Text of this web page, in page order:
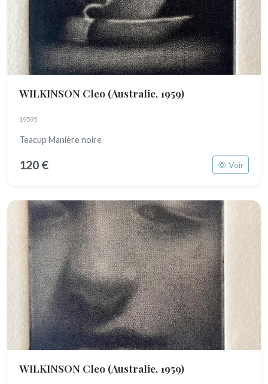
WILKINSON Cleo (Australie, 1959)
19595
Teacup Manière noire
120 € Voir
WILKINSON Cleo (Australie, 1959)